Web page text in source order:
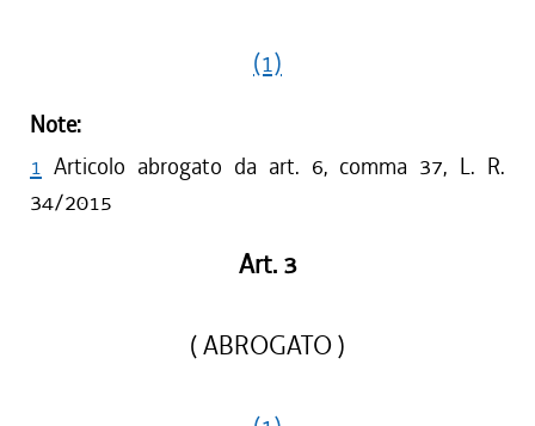
(1)
Note:
1 Articolo abrogato da art. 6, comma 37, L. R.
34/2015
Art. 3
( ABROGATO )